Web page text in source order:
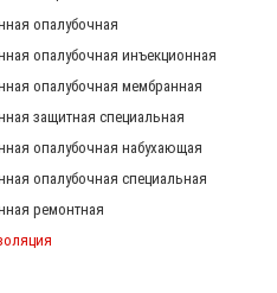
опалубочная
опалубочная инъекционная
опалубочная мембранная
защитная специальная
опалубочная набухающая
опалубочная специальная
ремонтная